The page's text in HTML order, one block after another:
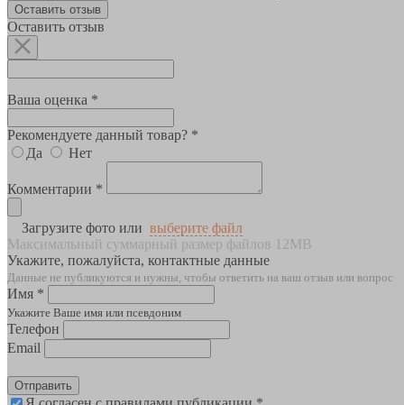
Оставить отзыв
Оставить отзыв
Ваша оценка *
Рекомендуете данный товар? *
Да
Нет
Комментарии *
Загрузите фото или выберите файл
Максимальный суммарный размер файлов 12MB
Укажите, пожалуйста, контактные данные
Данные не публикуются и нужны, чтобы ответить на ваш отзыв или вопрос
Имя *
Укажите Ваше имя или псевдоним
Телефон
Email
Отправить